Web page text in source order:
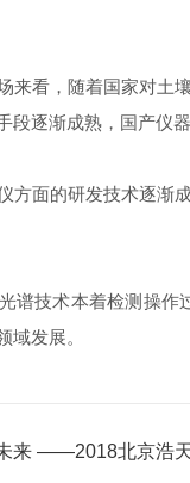
看，随着国家对土壤
段逐渐成熟，国产仪
面的研发技术逐渐成
技术本着检测操作过
域发展。
来 ——2018北京浩